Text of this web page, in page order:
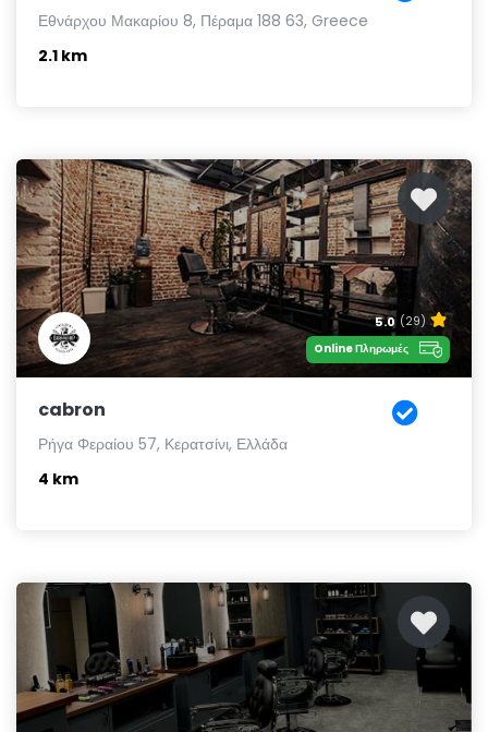
Εθνάρχου Μακαρίου 8, Πέραμα 188 63, Greece
2.1 km
5.0 (29)
Online Πληρωμές
cabron
Ρήγα Φεραίου 57, Κερατσίνι, Ελλάδα
4 km